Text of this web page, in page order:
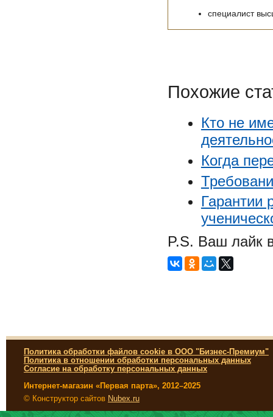
специалист
Похожие
Кто не
Когда
Гарантии
P.S. Ваш лайк
Политика обработки файлов cookie в ООО "Бизнес-Премиум"
Политика в отношении обработки персональных данных
Согласие на обработку персональных данных
Интернет-магазин «Первая парта», 2012–2025
© Конструктор сайтов Nubex.ru